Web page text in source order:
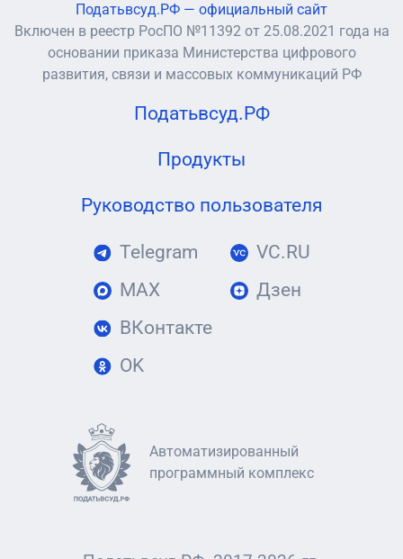
Податьвсуд.РФ — официальный сайт
Включен в реестр РосПО №11392 от 25.08.2021 года на
основании приказа Министерства цифрового
развития, связи и массовых коммуникаций РФ
Податьвсуд.РФ
Продукты
Руководство пользователя
Telegram
MAX
ВКонтакте
OK
VC.RU
Дзен
Автоматизированный
программный комплекс